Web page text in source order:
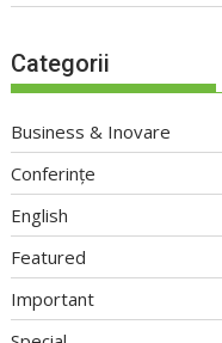
Categorii
Business & Inovare
Conferințe
English
Featured
Important